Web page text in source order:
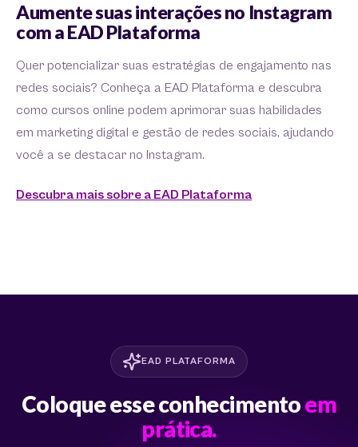
Aumente suas interações no Instagram
com a EAD Plataforma
Quer potencializar suas estratégias de engajamento nas
redes sociais? Conheça a EAD Plataforma e descubra
como cursos online podem aprimorar suas habilidades
em marketing digital e gestão de redes sociais, ajudando
você a se destacar no Instagram.
Descubra mais sobre a EAD Plataforma
EAD PLATAFORMA
Coloque esse conhecimentoem
prática.